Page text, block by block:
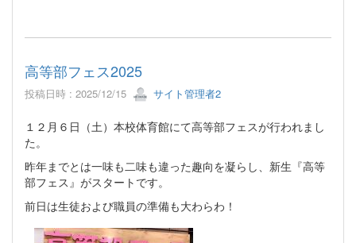
高等部フェス2025
投稿日時 : 2025/12/15 サイト管理者2
１２月６日（土）本校体育館にて高等部フェスが行われまし
た。
昨年までとは一味も二味も違った趣向を凝らし、新生『高等
部フェス』がスタートです。
前日は生徒および職員の準備も大わらわ！